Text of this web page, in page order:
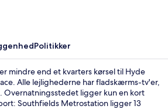
Politikker
mindre end et kvarters kørsel til Hyde
Alle lejlighederne har fladskærms-tv'er,
Overnatningsstedet ligger kun en kort
Southfields Metrostation ligger 13